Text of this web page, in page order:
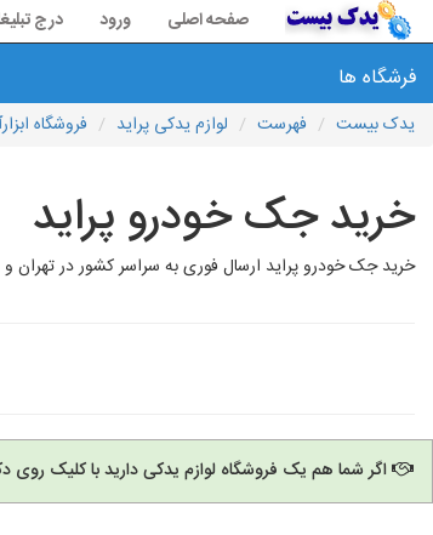
صفحه اصلی ورود درج
فرشگاه ها
یدک بیست فهرست لوازم یدکی پراید فروشگاه
خرید جک خودرو پراید
خرید جک خودرو پراید ارسال فوری به سراسر کشور در تهران
اگر شما هم یک فروشگاه لوازم یدکی دارید با کلیک روی